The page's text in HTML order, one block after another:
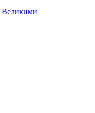
Великими